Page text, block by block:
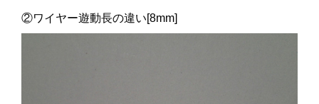
②ワイヤー遊動長の違い[8mm]